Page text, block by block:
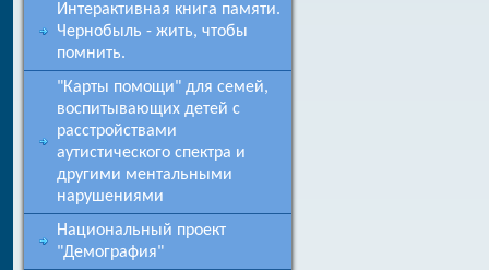
Интерактивная книга памяти.
Чернобыль - жить, чтобы
помнить.
"Карты помощи" для семей,
воспитывающих детей с
расстройствами
аутистического спектра и
другими ментальными
нарушениями
Национальный проект
"Демография"